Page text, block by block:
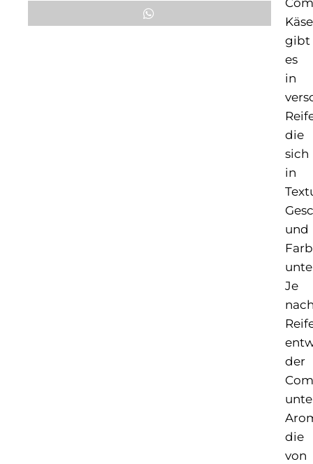
Käse
gibt
es
in
die
sich
in
und
Je
der
die
von